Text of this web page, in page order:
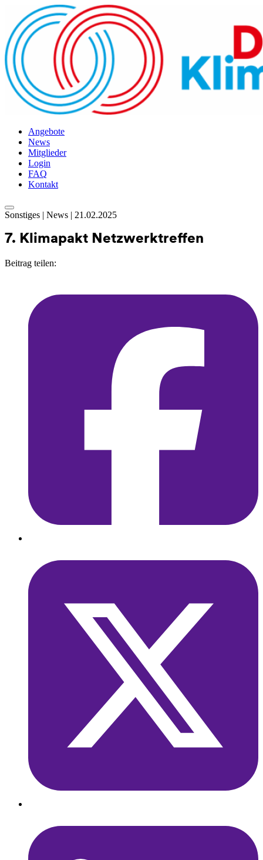
Angebote
News
Mitglieder
Login
FAQ
Kontakt
Skip
content
Sonstiges | News | 21.02.2025
7. Klimapakt Netzwerktreffen
Beitrag teilen: